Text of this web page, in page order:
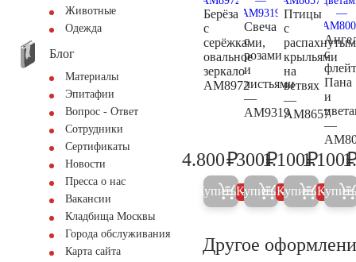
Животные
Одежда
Блог
Материалы
Эпитафии
Вопрос - Ответ
Сотрудники
Сертификаты
Новости
Пресса о нас
Вакансии
Кладбища Москвы
Города обслуживания
Карта сайта
Берёза
с
серёжками,
овальное
зеркало
AM8972
5.000
4.800₽
Купить 5%
Свеча
с
розами
и
листьями
—
AM9319
300
300₽
Купить 5%
Птицы
с
крыльями
на
ветвях
—
AM8657
1.200
1.100₽
Купить 5%
с
Пана
и
—
1.100
Купить
Другое